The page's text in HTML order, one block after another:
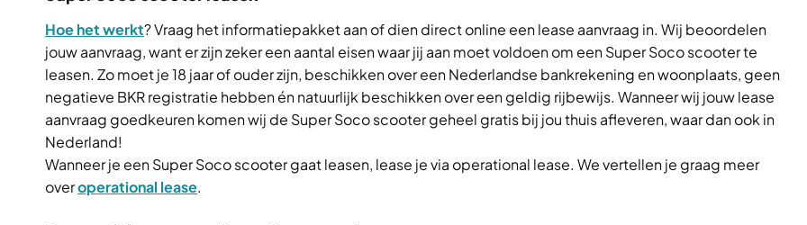
Hoe het werkt? Vraag het informatiepakket aan of dien direct online een lease aanvraag in. Wij beoordelen
jouw aanvraag, want er zijn zeker een aantal eisen waar jij aan moet voldoen om een Super Soco scooter te
leasen. Zo moet je 18 jaar of ouder zijn, beschikken over een Nederlandse bankrekening en woonplaats, geen
negatieve BKR registratie hebben én natuurlijk beschikken over een geldig rijbewijs. Wanneer wij jouw lease
aanvraag goedkeuren komen wij de Super Soco scooter geheel gratis bij jou thuis afleveren, waar dan ook in
Nederland!
Wanneer je een Super Soco scooter gaat leasen, lease je via operational lease. We vertellen je graag meer
overoperational lease.